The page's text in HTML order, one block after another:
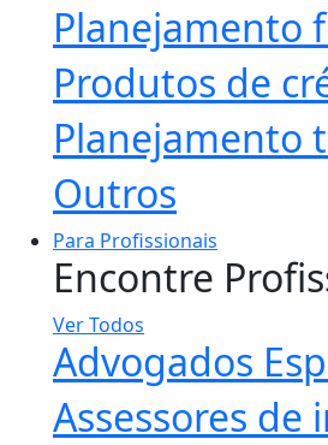
Planejamento
Produtos de
Planejamento
Outros
Para Profissionais
Encontre
Ver Todos
Advogados
Assessores de